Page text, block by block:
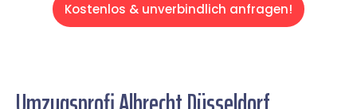
Kostenlos & unverbindlich anfragen!